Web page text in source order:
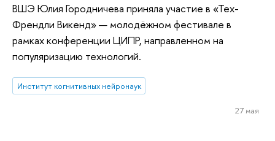
ВШЭ Юлия Городничева приняла участие в «Тех-
Френдли Викенд» — молодёжном фестивале в
рамках конференции ЦИПР, направленном на
популяризацию технологий.
Институт когнитивных нейронаук
27 мая